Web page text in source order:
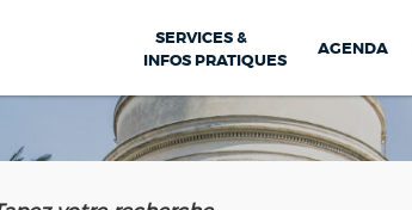
SERVICES &
INFOS PRATIQUES
AGENDA